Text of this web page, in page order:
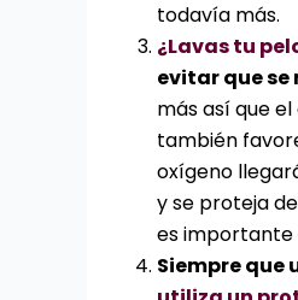
todavía más.
¿Lavas tu
evitar que se
más así que
también
oxígeno
y se proteja
es importante
Siempre